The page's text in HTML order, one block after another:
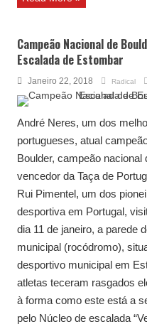
Campeão Nacional de
Escalada de Estombar
Janeiro 22, 2018 Radical
André Neres, um dos
portugueses, atual
Boulder, campeão nacional
vencedor da Taça de
Rui Pimentel, um dos
desportiva em Portugal,
dia 11 de janeiro, a parede
municipal (rocódromo),
desportivo municipal em
atletas teceram rasgados
à forma como este está a
pelo Núcleo de escalada